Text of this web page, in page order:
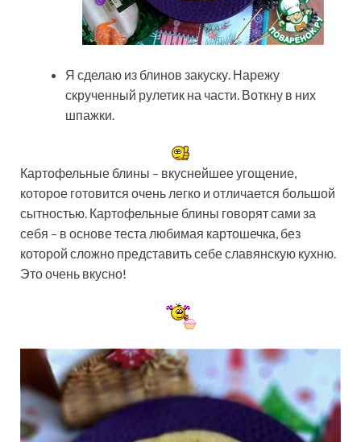
Я сделаю из блинов закуску. Нарежу
скрученный рулетик на части. Воткну в них
шпажки.
Картофельные блины – вкуснейшее угощение,
которое готовится очень легко и отличается большой
сытностью. Картофельные блины говорят сами за
себя – в основе теста любимая картошечка, без
которой сложно представить себе славянскую кухню.
Это очень вкусно!